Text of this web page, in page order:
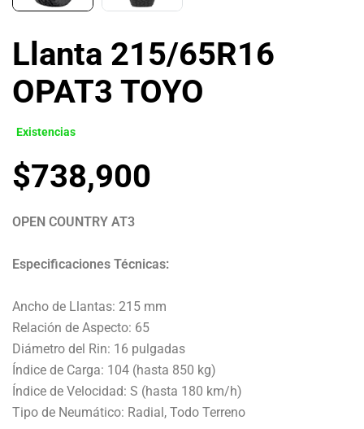
Llanta 215/65R16
OPAT3 TOYO
Existencias
$738,900
OPEN COUNTRY AT3
Especificaciones Técnicas:
Ancho de Llantas: 215 mm
Relación de Aspecto: 65
Diámetro del Rin: 16 pulgadas
Índice de Carga: 104 (hasta 850 kg)
Índice de Velocidad: S (hasta 180 km/h)
Tipo de Neumático: Radial, Todo Terreno